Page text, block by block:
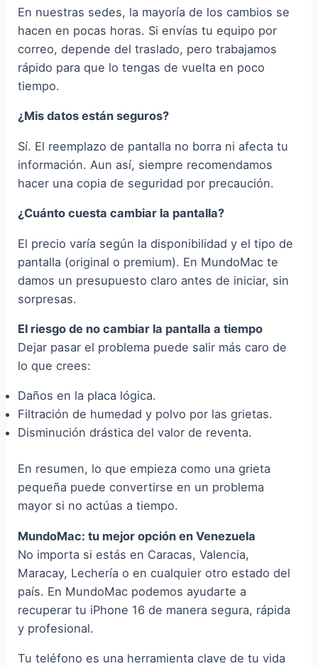
En nuestras sedes, la mayoría de los cambios se
hacen en pocas horas. Si envías tu equipo por
correo, depende del traslado, pero trabajamos
rápido para que lo tengas de vuelta en poco
tiempo.
¿Mis datos están seguros?
Sí. El reemplazo de pantalla no borra ni afecta tu
información. Aun así, siempre recomendamos
hacer una copia de seguridad por precaución.
¿Cuánto cuesta cambiar la pantalla?
El precio varía según la disponibilidad y el tipo de
pantalla (original o premium). En MundoMac te
damos un presupuesto claro antes de iniciar, sin
sorpresas.
El riesgo de no cambiar la pantalla a tiempo
Dejar pasar el problema puede salir más caro de
lo que crees:
Daños en la placa lógica.
Filtración de humedad y polvo por las grietas.
Disminución drástica del valor de reventa.
En resumen, lo que empieza como una grieta
pequeña puede convertirse en un problema
mayor si no actúas a tiempo.
MundoMac: tu mejor opción en Venezuela
No importa si estás en Caracas, Valencia,
Maracay, Lechería o en cualquier otro estado del
país. En MundoMac podemos ayudarte a
recuperar tu iPhone 16 de manera segura, rápida
y profesional.
Tu teléfono es una herramienta clave de tu vida